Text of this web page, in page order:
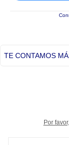
TE CONTAMOS
Por